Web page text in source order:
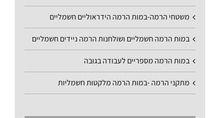
משטחי הרמה-במות הרמה הידראוליים חשמליים
במות הרמה חשמליים ושולחנות הרמה ניידים חשמליים
במות הרמה מספריים לעבודה בגובה
מתקני הרמה -במות הרמה מלקטות חשמליות